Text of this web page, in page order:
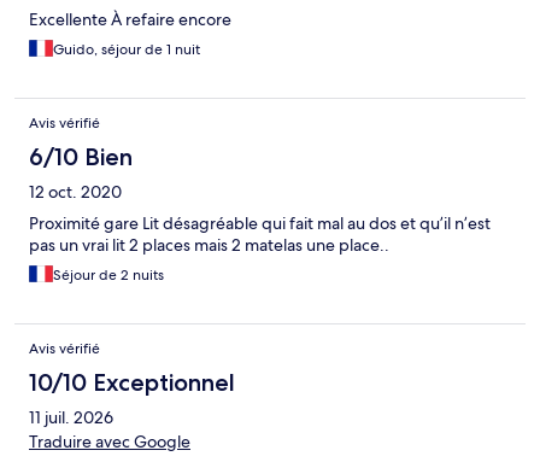
Excellente À refaire encore
Guido, séjour de 1 nuit
Avis vérifié
6/10 Bien
12 oct. 2020
Proximité gare Lit désagréable qui fait mal au dos et qu’il n’est
pas un vrai lit 2 places mais 2 matelas une place..
Séjour de 2 nuits
Avis vérifié
10/10 Exceptionnel
11 juil. 2026
Traduire avec Google